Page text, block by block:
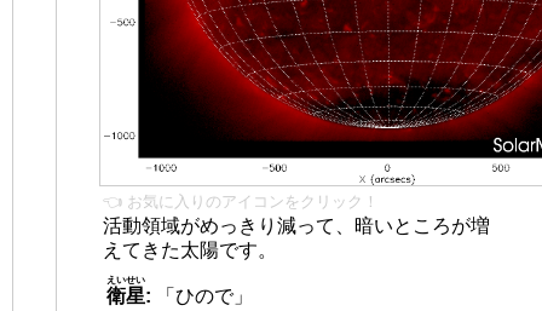
👈 お気に入りのアイコンをクリック！
活動領域がめっきり減って、暗いところが増
えてきた太陽です。
衛星
えいせい
:
「ひので」